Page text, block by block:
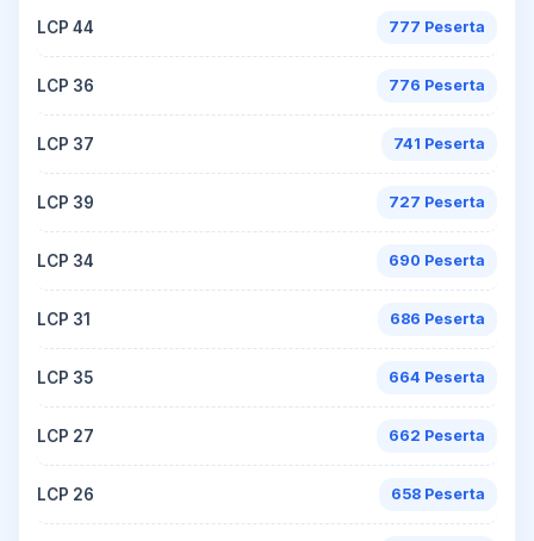
LCP 44 777 Peserta
LCP 36 776 Peserta
LCP 37 741 Peserta
LCP 39 727 Peserta
LCP 34 690 Peserta
LCP 31 686 Peserta
LCP 35 664 Peserta
LCP 27 662 Peserta
LCP 26 658 Peserta